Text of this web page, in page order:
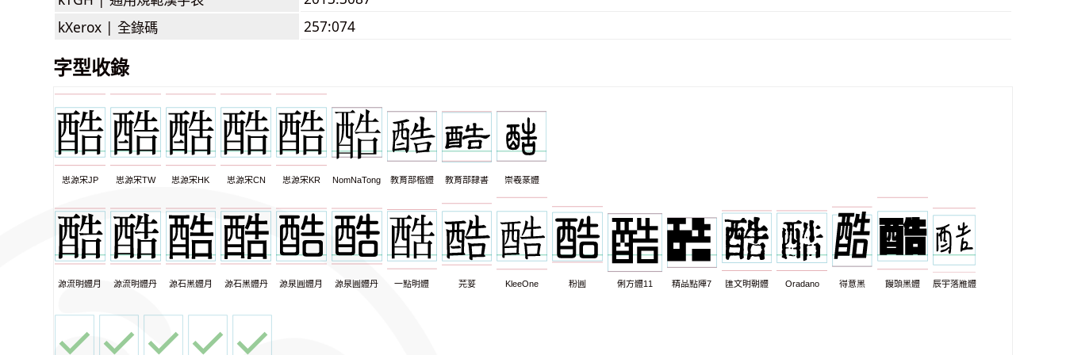
kXerox | 全錄碼 257:074
字型收錄
思源宋JP 思源宋TW 思源宋HK 思源宋CN 思源宋KR NomNaTong 教育部楷體 教育部隸書 崇羲篆體
源流明體月 源流明體丹 源石黑體月 源石黑體丹 源泉圓體月 源泉圓體丹 一點明體 芫荽 KleeOne 粉圓 俐方體11 精品點陣7 匯文明朝體 Oradano 得意黑 饅頭黑體 辰宇落雁體